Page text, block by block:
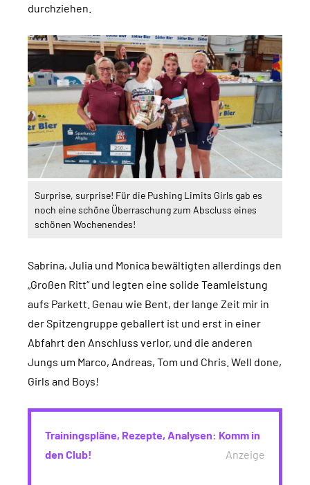
durchziehen.
Surprise, surprise! Für die Pushing Limits Girls gab es
noch eine schöne Überraschung zum Abscluss eines
schönen Wochenendes!
Sabrina, Julia und Monica bewältigten allerdings den
„Großen Ritt“ und legten eine solide Teamleistung
aufs Parkett. Genau wie Bent, der lange Zeit mir in
der Spitzengruppe geballert ist und erst in einer
Abfahrt den Anschluss verlor, und die anderen
Jungs um Marco, Andreas, Tom und Chris. Well done,
Girls and Boys!
Trainingspläne, Rezepte, Analysen: Komm in
den Club!
Anzeige